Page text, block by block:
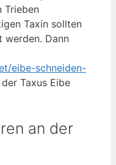
Trieben
Taxin sollten
werden. Dann
eibe-schneiden-
der Taxus Eibe
an der